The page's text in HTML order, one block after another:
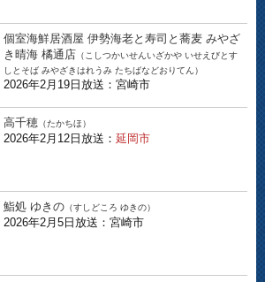
個室海鮮居酒屋 伊勢海老と寿司と蕎麦 みやざ
き晴海 橘通店 （こしつかいせんいざかや いせえびとす
しとそば みやざきはれうみ たちばなどおりてん）
2026年2月19日放送：宮崎市
高千穂 （たかちほ）
2026年2月12日放送： 延岡市
鮨処 ゆきの （すしどころ ゆきの）
2026年2月5日放送：宮崎市